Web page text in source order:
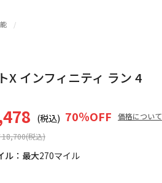
ル：最大270マイル
X インフィニティ ラン 4
18,700(税込)
(税込) 70％OFF 価格について